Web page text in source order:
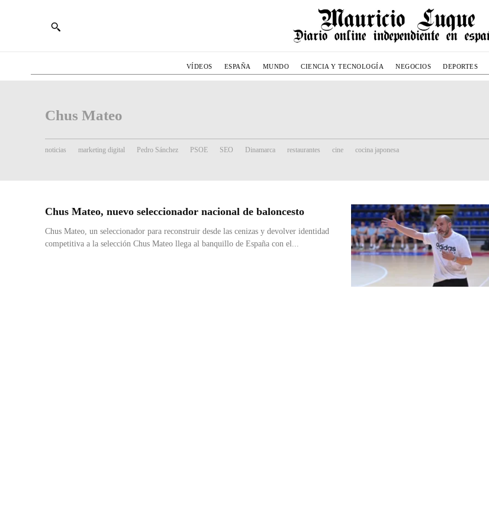
VÍDEOS ESPAÑA MUNDO CIENCIA Y TECNOLOGÍA NEGOCIOS DEPORTES
Chus Mateo
noticias marketing digital Pedro Sánchez PSOE SEO Dinamarca restaurantes cine cocina japonesa
Chus Mateo, nuevo seleccionador nacional de baloncesto
Chus Mateo, un seleccionador para reconstruir desde las cenizas y devolver identidad
competitiva a la selección Chus Mateo llega al banquillo de España con el...